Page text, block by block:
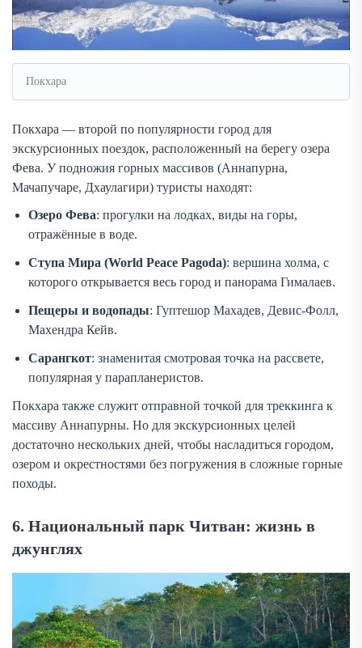
Покхара
Покхара — второй по популярности город для
экскурсионных поездок, расположенный на берегу озера
Фева. У подножия горных массивов (Аннапурна,
Мачапучаре, Дхаулагири) туристы находят:
Озеро Фева: прогулки на лодках, виды на горы,
отражённые в воде.
Ступа Мира (World Peace Pagoda): вершина холма, с
которого открывается весь город и панорама Гималаев.
Пещеры и водопады: Гуптешор Махадев, Девис-Фолл,
Махендра Кейв.
Сарангкот: знаменитая смотровая точка на рассвете,
популярная у парапланеристов.
Покхара также служит отправной точкой для треккинга к
массиву Аннапурны. Но для экскурсионных целей
достаточно нескольких дней, чтобы насладиться городом,
озером и окрестностями без погружения в сложные горные
походы.
6. Национальный парк Читван: жизнь в
джунглях